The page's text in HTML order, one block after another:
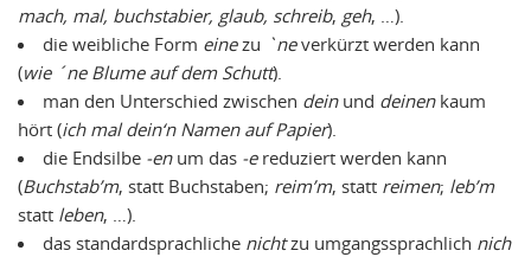
mach, mal, buchstabier, glaub, schreib, geh, …).
die weibliche Form einezu `neverkürzt werden kann
(wie ´ne Blume auf dem Schutt).
man den Unterschied zwischen deinund deinenkaum
hört (ich mal dein‘n Namen auf Papier).
die Endsilbe -en um das -ereduziert werden kann
(Buchstab’m, statt Buchstaben; reim’m, statt reimen; leb’m
statt leben, …).
das standardsprachliche nichtzu umgangssprachlich nich